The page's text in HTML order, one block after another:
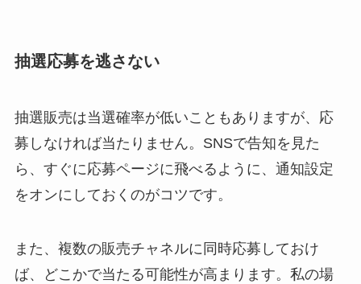
抽選応募を逃さない
抽選販売は当選確率が低いこともありますが、応
募しなければ当たりません。SNSで告知を見た
ら、すぐに応募ページに飛べるように、通知設定
をオンにしておくのがコツです。
また、複数の販売チャネルに同時応募しておけ
ば、どこかで当たる可能性が高まります。私の場